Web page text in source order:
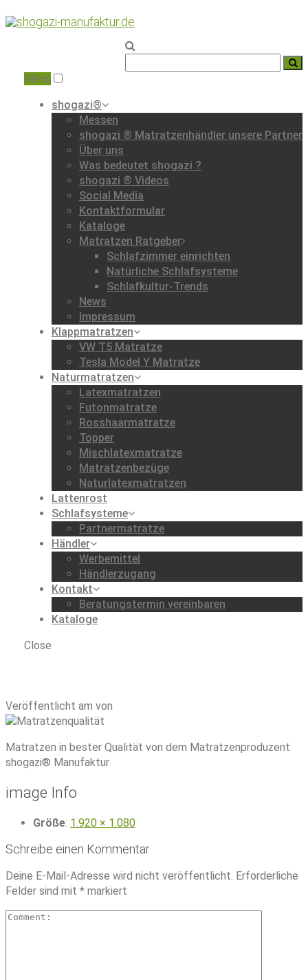
Menu
shogazi®
Messen
shogazi ® Matratzenhändler unsere Partner
Über uns
Was bedeutet shogazi ?
shogazi ® Videos
Social Media
Kontaktformular
Kataloge
Matratzen Ratgeber
Schlafzimmer einrichten
Natürliche Schlafsysteme
Schlafkultur-Trends
News
Impressum
Klappmatratzen
VW T5 Matratze
Tesla Model Y Matratze
Naturmatratzen
Latexmatratzen
Futonmatratze
Rosshaarmatratze
Topper
Mischlatexmatratze
Matratzenbezüge
Naturlatexmatratzen
Lattenrost
Schlafsysteme
Partnermatratze
Händler
Werbemittel
Händlerzugang
Kontakt
Beratungstermin vereinbaren
Kataloge
Close
Veröffentlicht am von
Matratzen in bester Qualität von dem Matratzenproduzent
shogazi® Manufaktur
image Info
Größe: 1.920 × 1.080
Schreibe einen Kommentar
Deine E-Mail-Adresse wird nicht veröffentlicht. Erforderliche
Felder sind mit * markiert